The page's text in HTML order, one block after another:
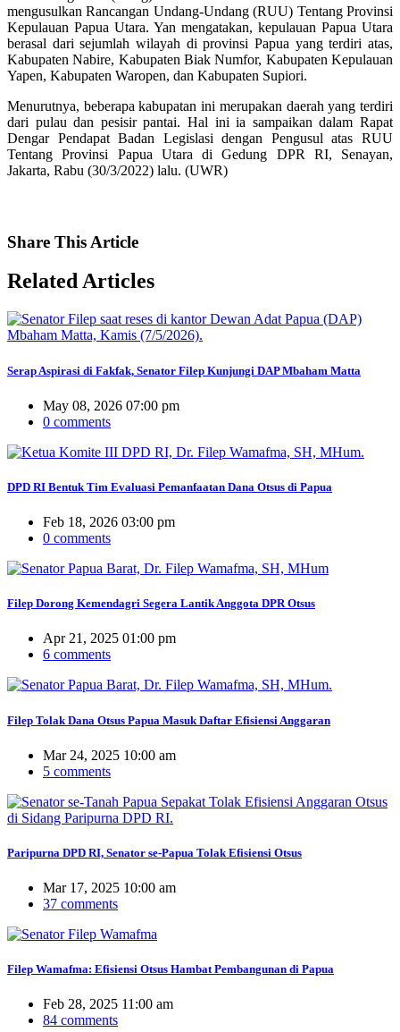
mengusulkan Rancangan Undang-Undang (RUU) Tentang Provinsi
Kepulauan Papua Utara. Yan mengatakan, kepulauan Papua Utara
berasal dari sejumlah wilayah di provinsi Papua yang terdiri atas,
Kabupaten Nabire, Kabupaten Biak Numfor, Kabupaten Kepulauan
Yapen, Kabupaten Waropen, dan Kabupaten Supiori.
Menurutnya, beberapa kabupatan ini merupakan daerah yang terdiri
dari pulau dan pesisir pantai. Hal ini ia sampaikan dalam Rapat
Dengar Pendapat Badan Legislasi dengan Pengusul atas RUU
Tentang Provinsi Papua Utara di Gedung DPR RI, Senayan,
Jakarta, Rabu (30/3/2022) lalu. (UWR)
Share This Article
RelatedArticles
Serap Aspirasi di Fakfak, Senator Filep Kunjungi DAP Mbaham Matta
May 08, 2026 07:00 pm
0 comments
DPD RI Bentuk Tim Evaluasi Pemanfaatan Dana Otsus di Papua
Feb 18, 2026 03:00 pm
0 comments
Filep Dorong Kemendagri Segera Lantik Anggota DPR Otsus
Apr 21, 2025 01:00 pm
6 comments
Filep Tolak Dana Otsus Papua Masuk Daftar Efisiensi Anggaran
Mar 24, 2025 10:00 am
5 comments
Paripurna DPD RI, Senator se-Papua Tolak Efisiensi Otsus
Mar 17, 2025 10:00 am
37 comments
Filep Wamafma: Efisiensi Otsus Hambat Pembangunan di Papua
Feb 28, 2025 11:00 am
84 comments